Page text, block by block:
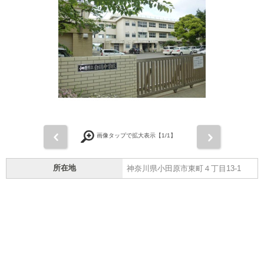
画像タップで拡大表示【1/1】
所在地 神奈川県小田原市東町４丁目13-1